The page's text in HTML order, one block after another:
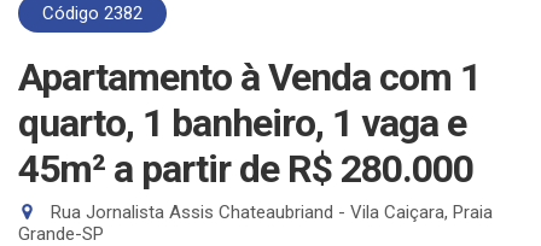
Código 2382
Apartamento à Venda com 1
quarto, 1 banheiro, 1 vaga e
45m² a partir de R$ 280.000
Rua Jornalista Assis Chateaubriand - Vila Caiçara, Praia
Grande-SP